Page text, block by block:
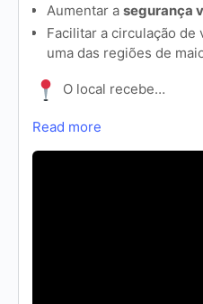
Aumentar a segurança
Facilitar a circulação
uma das regiões de
O local recebe…
Read more